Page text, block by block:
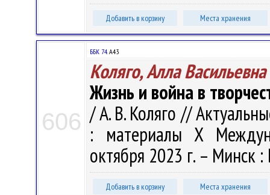
Добавить в корзину Места хранения
606
ББК 74.А43
Коляго, Алла Васильевна
Жизнь и война в
/ А. В. Коляго //
: материалы X
октября 2023 г. – Минск
Добавить в корзину Места хранения